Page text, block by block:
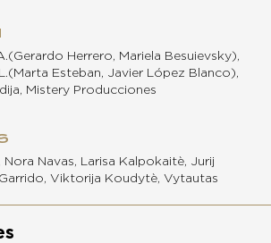
Herrero, Mariela Besuievsky),
Esteban, Javier López Blanco),
Mistery Producciones
Nora Navas, Larisa Kalpokaitè, Jurij
Viktorija Koudytè, Vytautas